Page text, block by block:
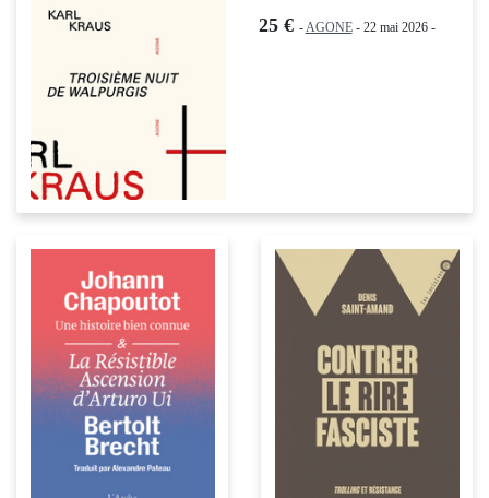
25 € -AGONE- 22 mai 2026 -